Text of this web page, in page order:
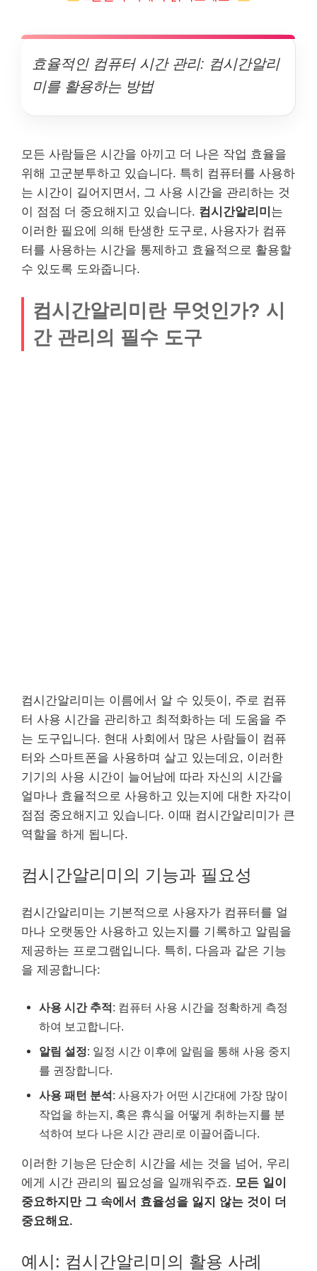
효율적인 컴퓨터 시간 관리: 컴시간알리
미를 활용하는 방법
모든 사람들은 시간을 아끼고 더 나은 작업 효율을
위해 고군분투하고 있습니다. 특히 컴퓨터를 사용하
는 시간이 길어지면서, 그 사용 시간을 관리하는 것
이 점점 더 중요해지고 있습니다. 컴시간알리미 는
이러한 필요에 의해 탄생한 도구로, 사용자가 컴퓨
터를 사용하는 시간을 통제하고 효율적으로 활용할
수 있도록 도와줍니다.
컴시간알리미란 무엇인가? 시
간 관리의 필수 도구
컴시간알리미는 이름에서 알 수 있듯이, 주로 컴퓨
터 사용 시간을 관리하고 최적화하는 데 도움을 주
는 도구입니다. 현대 사회에서 많은 사람들이 컴퓨
터와 스마트폰을 사용하며 살고 있는데요, 이러한
기기의 사용 시간이 늘어남에 따라 자신의 시간을
얼마나 효율적으로 사용하고 있는지에 대한 자각이
점점 중요해지고 있습니다. 이때 컴시간알리미가 큰
역할을 하게 됩니다.
컴시간알리미의 기능과 필요성
컴시간알리미는 기본적으로 사용자가 컴퓨터를 얼
마나 오랫동안 사용하고 있는지를 기록하고 알림을
제공하는 프로그램입니다. 특히, 다음과 같은 기능
을 제공합니다:
사용 시간 추적: 컴퓨터 사용 시간을 정확하게 측정
하여 보고합니다.
알림 설정: 일정 시간 이후에 알림을 통해 사용 중지
를 권장합니다.
사용 패턴 분석: 사용자가 어떤 시간대에 가장 많이
작업을 하는지, 혹은 휴식을 어떻게 취하는지를 분
석하여 보다 나은 시간 관리로 이끌어줍니다.
이러한 기능은 단순히 시간을 세는 것을 넘어, 우리
에게 시간 관리의 필요성을 일깨워주죠. 모든 일이
중요하지만 그 속에서 효율성을 잃지 않는 것이 더
중요해요.
예시: 컴시간알리미의 활용 사례